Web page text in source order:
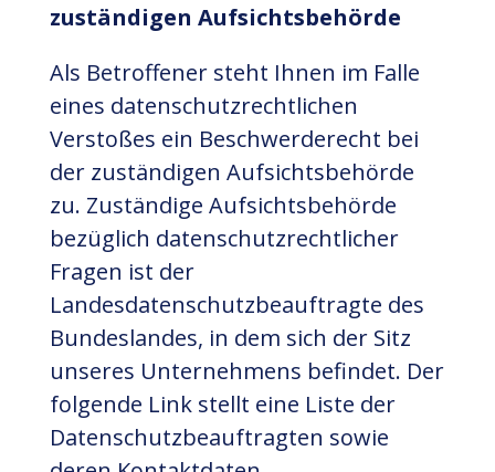
zuständigen Aufsichtsbehörde
Als Betroffener steht Ihnen im Falle
eines datenschutzrechtlichen
Verstoßes ein Beschwerderecht bei
der zuständigen Aufsichtsbehörde
zu. Zuständige Aufsichtsbehörde
bezüglich datenschutzrechtlicher
Fragen ist der
Landesdatenschutzbeauftragte des
Bundeslandes, in dem sich der Sitz
unseres Unternehmens befindet. Der
folgende Link stellt eine Liste der
Datenschutzbeauftragten sowie